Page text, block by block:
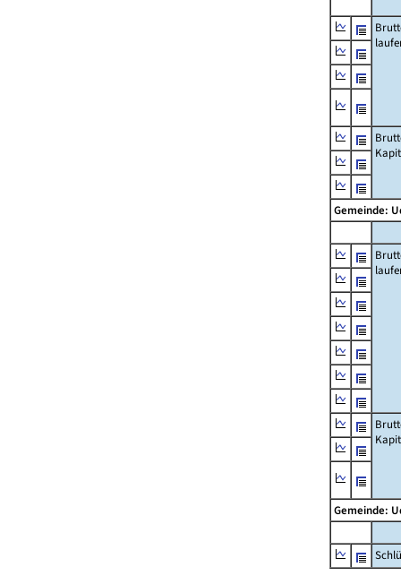
Gemeinde:
Gemeinde: